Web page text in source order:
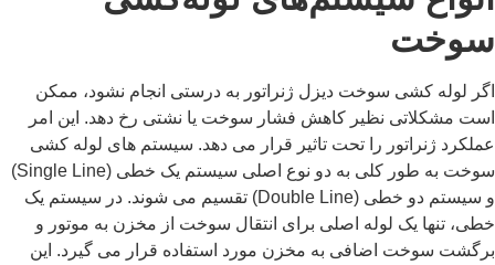
سوخت
اگر لوله کشی سوخت دیزل ژنراتور به‌ درستی انجام نشود، ممکن
است مشکلاتی نظیر کاهش فشار سوخت یا نشتی رخ دهد. این امر
عملکرد ژنراتور را تحت تاثیر قرار می ‌دهد. سیستم ‌های لوله‌ کشی
سوخت به‌ طور کلی به دو نوع اصلی سیستم یک ‌خطی (Single Line)
و سیستم دو‌ خطی (Double Line) تقسیم می شوند. در سیستم یک
‌خطی، تنها یک لوله اصلی برای انتقال سوخت از مخزن به موتور و
برگشت سوخت اضافی به مخزن مورد استفاده قرار می ‌گیرد. این